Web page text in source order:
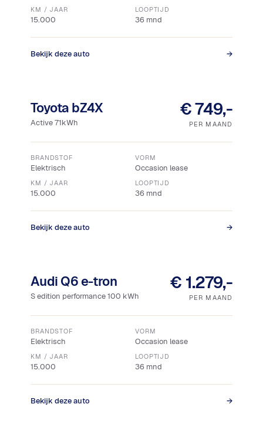
KM / JAAR
15.000
LOOPTIJD
36 mnd
Bekijk deze auto →
Toyota bZ4X
Active 71kWh
€ 749,-
PER MAAND
BRANDSTOF
Elektrisch
VORM
Occasion lease
KM / JAAR
15.000
LOOPTIJD
36 mnd
Bekijk deze auto →
Audi Q6 e-tron
S edition performance 100 kWh
€ 1.279,-
PER MAAND
BRANDSTOF
Elektrisch
VORM
Occasion lease
KM / JAAR
15.000
LOOPTIJD
36 mnd
Bekijk deze auto →